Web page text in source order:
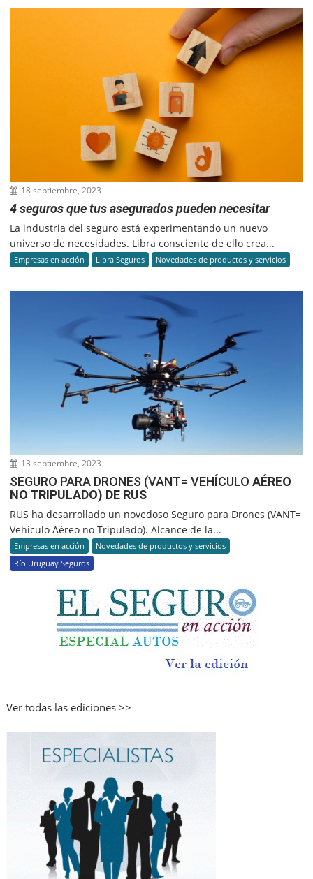
18 septiembre, 2023
4 seguros que tus asegurados pueden necesitar
La industria del seguro está experimentando un nuevo
universo de necesidades. Libra consciente de ello crea...
Empresas en acción Libra Seguros Novedades de productos y servicios
13 septiembre, 2023
SEGURO PARA DRONES (VANT= VEHÍCULOAÉREO
NO TRIPULADO) DE RUS
RUS ha desarrollado un novedoso Seguro para Drones (VANT=
Vehículo Aéreo no Tripulado). Alcance de la...
Empresas en acción
Novedades de productos y servicios
Río Uruguay Seguros
Ver todas las ediciones >>